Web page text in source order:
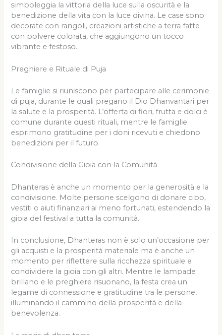
simboleggia la vittoria della luce sulla oscurità e la
benedizione della vita con la luce divina. Le case sono
decorate con rangoli, creazioni artistiche a terra fatte
con polvere colorata, che aggiungono un tocco
vibrante e festoso.
Preghiere e Rituale di Puja
Le famiglie si riuniscono per partecipare alle cerimonie
di puja, durante le quali pregano il Dio Dhanvantari per
la salute e la prosperità. L’offerta di fiori, frutta e dolci è
comune durante questi rituali, mentre le famiglie
esprimono gratitudine per i doni ricevuti e chiedono
benedizioni per il futuro.
Condivisione della Gioia con la Comunità
Dhanteras è anche un momento per la generosità e la
condivisione. Molte persone scelgono di donare cibo,
vestiti o aiuti finanziari ai meno fortunati, estendendo la
gioia del festival a tutta la comunità.
In conclusione, Dhanteras non è solo un’occasione per
gli acquisti e la prosperità materiale ma è anche un
momento per riflettere sulla ricchezza spirituale e
condividere la gioia con gli altri. Mentre le lampade
brillano e le preghiere risuonano, la festa crea un
legame di connessione e gratitudine tra le persone,
illuminando il cammino della prosperità e della
benevolenza.